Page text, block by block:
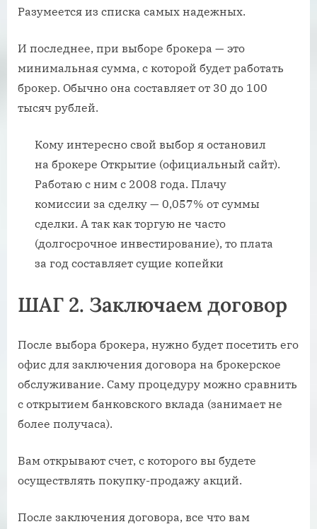
Разумеется из списка самых надежных.
И последнее, при выборе брокера — это
минимальная сумма, с которой будет работать
брокер. Обычно она составляет от 30 до 100
тысяч рублей.
Кому интересно свой выбор я остановил
на брокере Открытие (официальный сайт).
Работаю с ним с 2008 года. Плачу
комиссии за сделку — 0,057% от суммы
сделки. А так как торгую не часто
(долгосрочное инвестирование), то плата
за год составляет сущие копейки
ШАГ 2. Заключаем договор
После выбора брокера, нужно будет посетить его
офис для заключения договора на брокерское
обслуживание. Саму процедуру можно сравнить
с открытием банковского вклада (занимает не
более получаса).
Вам открывают счет, с которого вы будете
осуществлять покупку-продажу акций.
После заключения договора, все что вам